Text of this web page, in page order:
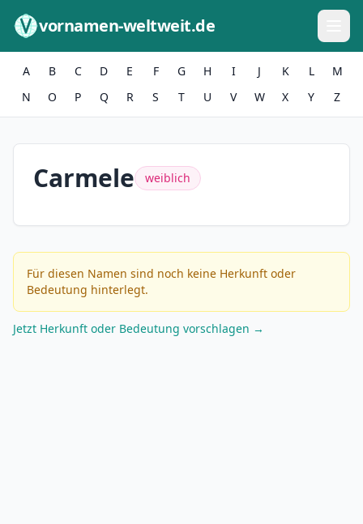
vornamen-weltweit.de
A B C D E F G H I J K L
M
N
O P Q R S T U V W X Y Z
Carmele weiblich
Für diesen Namen sind noch keine Herkunft oder
Bedeutung hinterlegt.
Jetzt Herkunft oder Bedeutung vorschlagen →